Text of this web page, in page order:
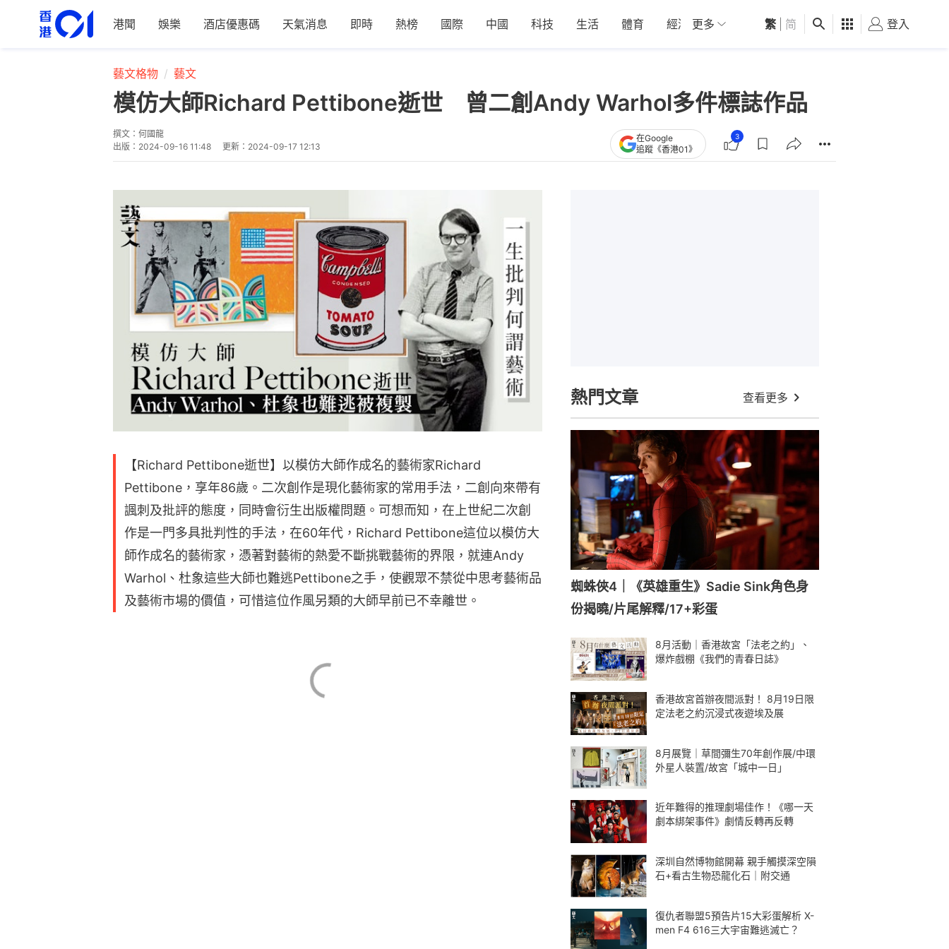
港聞 娛樂 酒店優惠碼 天氣消息 即時 熱榜 國際 中國 科技 生活 體育 經濟 01深圳 觀點 健康 好食玩飛
更多 繁 简 登入
藝文格物 藝文
模仿大師Richard Pettibone逝世 曾二創Andy Warhol多件標誌作品
撰文： 何國龍
出版： 2024-09-16 11:48 更新： 2024-09-17 12:13
在Google
追蹤《香港01》
3
【Richard Pettibone逝世】以模仿大師作成名的藝術家Richard
Pettibone，享年86歲。二次創作是現化藝術家的常用手法，二創向來帶有
諷刺及批評的態度，同時會衍生出版權問題。可想而知，在上世紀二次創
作是一門多具批判性的手法，在60年代，Richard Pettibone這位以模仿大
師作成名的藝術家，憑著對藝術的熱愛不斷挑戰藝術的界限，就連Andy
Warhol、杜象這些大師也難逃Pettibone之手，使觀眾不禁從中思考藝術品
及藝術市場的價值，可惜這位作風另類的大師早前已不幸離世。
熱門文章 查看更多
蜘蛛俠4｜《英雄重生》Sadie Sink角色身
份揭曉/片尾解釋/17+彩蛋
8月活動｜香港故宮「法老之約」、
爆炸戲棚《我們的青春日誌》
香港故宮首辦夜間派對！ 8月19日限
定法老之約沉浸式夜遊埃及展
8月展覽｜草間彌生70年創作展/中環
外星人裝置/故宮「城中一日」
近年難得的推理劇場佳作！《哪一天
劇本綁架事件》劇情反轉再反轉
深圳自然博物館開幕 親手觸摸深空隕
石+看古生物恐龍化石｜附交通
復仇者聯盟5預告片15大彩蛋解析 X-
men F4 616三大宇宙難逃滅亡？